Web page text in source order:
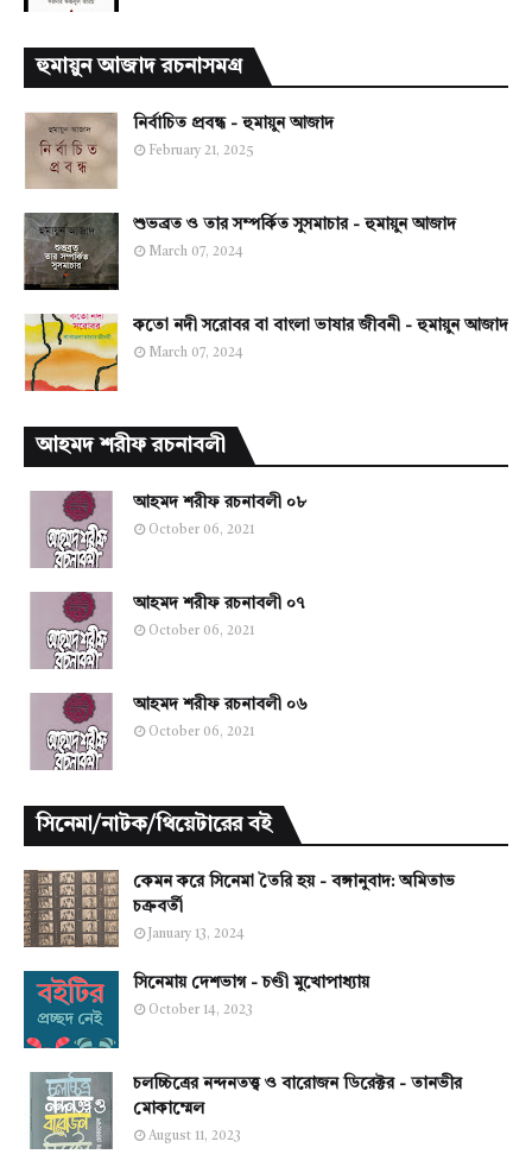
হুমায়ুন আজাদ রচনাসমগ্র
নির্বাচিত প্রবন্ধ - হুমায়ুন আজাদ
February 21, 2025
শুভব্রত ও তার সম্পর্কিত সুসমাচার - হুমায়ুন আজাদ
March 07, 2024
কতো নদী সরোবর বা বাংলা ভাষার জীবনী - হুমায়ুন আজাদ
March 07, 2024
আহমদ শরীফ রচনাবলী
আহমদ শরীফ রচনাবলী ০৮
October 06, 2021
আহমদ শরীফ রচনাবলী ০৭
October 06, 2021
আহমদ শরীফ রচনাবলী ০৬
October 06, 2021
সিনেমা/নাটক/থিয়েটারের বই
কেমন করে সিনেমা তৈরি হয় - বঙ্গানুবাদ: অমিতাভ
চক্রবর্তী
January 13, 2024
সিনেমায় দেশভাগ - চণ্ডী মুখোপাধ্যায়
October 14, 2023
চলচ্চিত্রের নন্দনতত্ত্ব ও বারোজন ডিরেক্টর - তানভীর
মোকাম্মেল
August 11, 2023